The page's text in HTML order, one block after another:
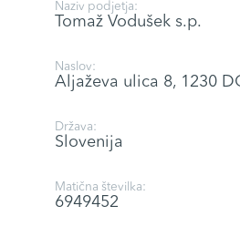
Naziv podjetja:
Tomaž Vodušek s.p.
Naslov:
Aljaževa ulica 8, 1230
Država:
Slovenija
Matična številka:
6949452